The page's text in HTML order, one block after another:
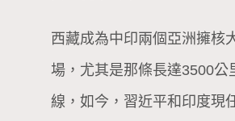
西藏成為中印兩個亞洲擁核
場，尤其是那條長達3500公
線，如今，習近平和印度現